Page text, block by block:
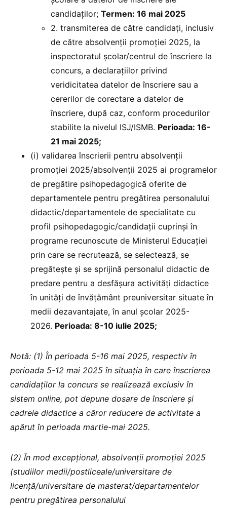
candidaţilor; Termen: 16 mai 2025
2. transmiterea de către candidaţi, inclusiv
de către absolvenții promoției 2025, la
inspectoratul şcolar/centrul de înscriere la
concurs, a declarațiilor privind
veridicitatea datelor de înscriere sau a
cererilor de corectare a datelor de
înscriere, după caz, conform procedurilor
stabilite la nivelul ISJ/ISMB. Perioada: 16-
21 mai 2025;
(i) validarea înscrierii pentru absolvenții
promoției 2025/absolvenţii 2025 ai programelor
de pregătire psihopedagogică oferite de
departamentele pentru pregătirea personalului
didactic/departamentele de specialitate cu
profil psihopedagogic/candidaţii cuprinşi în
programe recunoscute de Ministerul Educației
prin care se recrutează, se selectează, se
pregătește și se sprijină personalul didactic de
predare pentru a desfăşura activităţi didactice
în unităţi de învăţământ preuniversitar situate în
medii dezavantajate, în anul şcolar 2025-
2026. Perioada: 8-10 iulie 2025;
Notă: (1) În perioada 5-16 mai 2025, respectiv în
perioada 5-12 mai 2025 în situaţia în care înscrierea
candidaţilor la concurs se realizează exclusiv în
sistem online, pot depune dosare de înscriere şi
cadrele didactice a căror reducere de activitate a
apărut în perioada martie-mai 2025.
(2) În mod excepţional, absolvenţii promoţiei 2025
(studiilor medii/postliceale/universitare de
licență/universitare de masterat/departamentelor
pentru pregătirea personalului